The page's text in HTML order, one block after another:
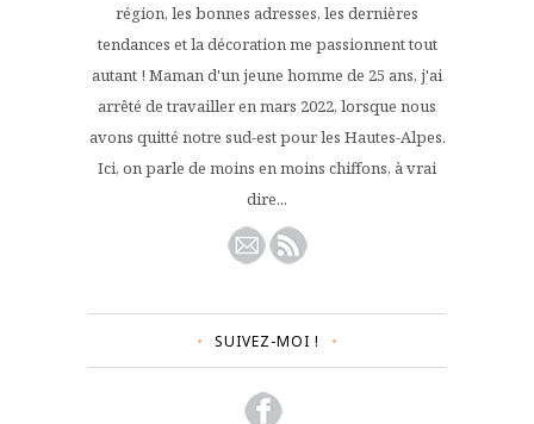
région, les bonnes adresses, les dernières
tendances et la décoration me passionnent tout
autant ! Maman d'un jeune homme de 25 ans, j'ai
arrêté de travailler en mars 2022, lorsque nous
avons quitté notre sud-est pour les Hautes-Alpes.
Ici, on parle de moins en moins chiffons, à vrai
dire...
SUIVEZ-MOI !